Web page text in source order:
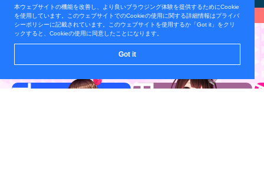
本ウェブサイトの機能を改善し、より良いブラウジング体験を提供するためにCookie
を使用しています。このウェブサイトでのCookieの使用に関する詳細情報はプライバ
シーポリシーに記載されています。このウェブサイトを使用するか「Got it」をクリ
ックすると、Cookieの使用に同意したことになります。
Got it
TALENT
所属タレント